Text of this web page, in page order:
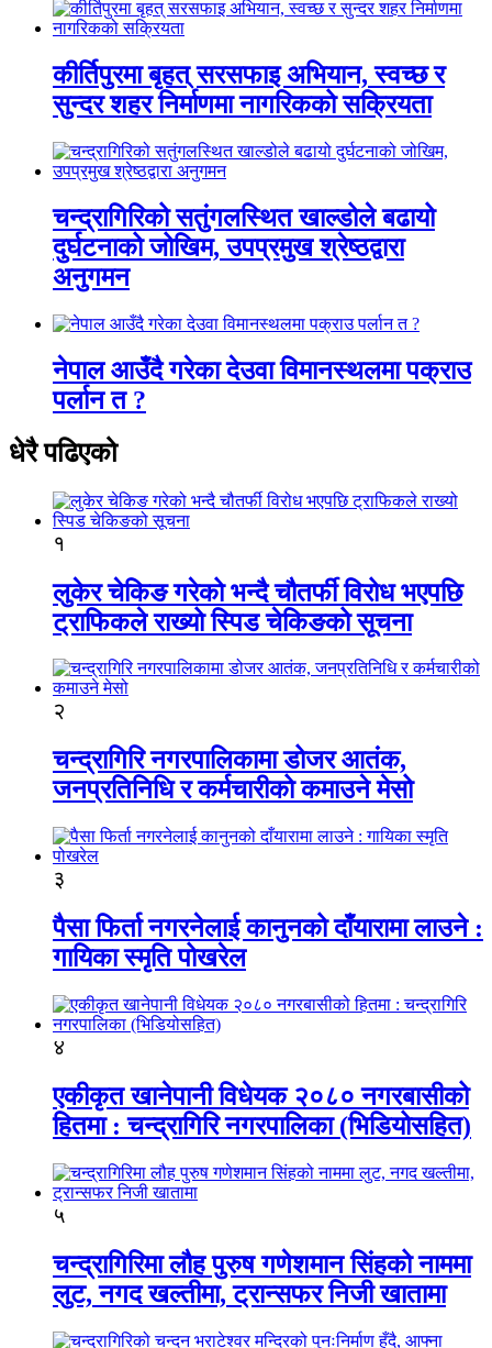
कीर्तिपुरमा बृहत् सरसफाइ अभियान, स्वच्छ र
सुन्दर शहर निर्माणमा नागरिकको सक्रियता
चन्द्रागिरिको सतुंगलस्थित खाल्डोले बढायो
दुर्घटनाको जोखिम, उपप्रमुख श्रेष्ठद्वारा
अनुगमन
नेपाल आउँदै गरेका देउवा विमानस्थलमा पक्राउ
पर्लान त ?
धेरै पढिएको
१
लुकेर चेकिङ गरेको भन्दै चौतर्फी विरोध भएपछि
ट्राफिकले राख्यो स्पिड चेकिङको सूचना
२
चन्द्रागिरि नगरपालिकामा डोजर आतंक,
जनप्रतिनिधि र कर्मचारीको कमाउने मेसो
३
पैसा फिर्ता नगरनेलाई कानुनको दाँयारामा लाउने :
गायिका स्‍मृति पोखरेल
४
एकीकृत खानेपानी विधेयक २०८० नगरबासीको
हितमा : चन्द्रागिरि नगरपालिका (भिडियोसहित)
५
चन्द्रागिरिमा लौह पुरुष गणेशमान सिंहको नाममा
लुट, नगद खल्तीमा, ट्रान्सफर निजी खातामा